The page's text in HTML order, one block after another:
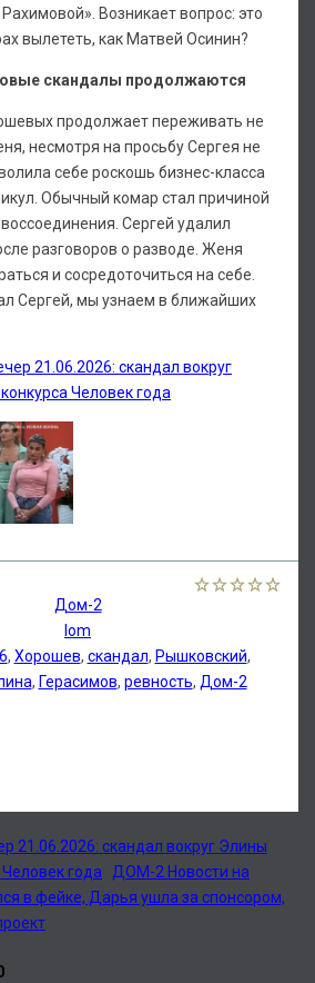
Возникает вопрос: это
вылететь, как Матвей Осинин?
скандалы продолжаются
продолжает переживать не
несмотря на просьбу Сергея не
себе роскошь бизнес-класса
Обычный комар стал причиной
Сергей удалил
разговоров о разводе. Женя
и сосредоточиться на себе.
Сергей, мы узнаем в ближайших
21.06.2026: скандал вокруг
Человек года
Дом-2
lom
, Хорошев, скандал, Рышковский,
, Герасимов, ревность, Дом-2
21.06.2026: скандал вокруг Элины
года
ДОМ-2 Новости на
в фейке, Дарья ушла за спонсором,